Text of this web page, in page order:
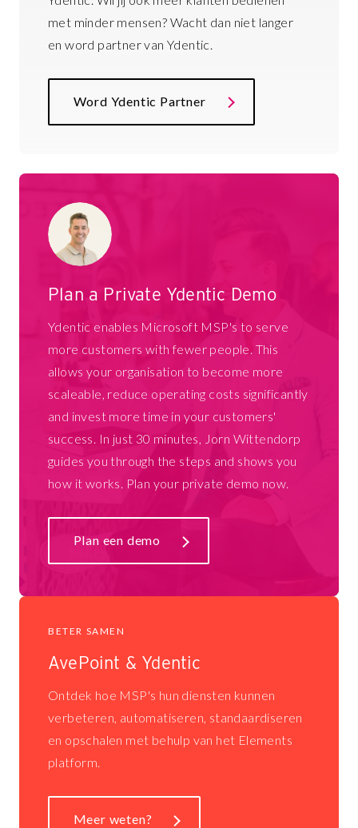
met minder mensen? Wacht dan niet langer
en word partner van Ydentic.
Word Ydentic Partner
Plan a Private Ydentic Demo
Ydentic enables Microsoft MSP's to serve
more customers with fewer people. This
allows your organisation to become more
scaleable, reduce operating costs significantly
and invest more time in your customers'
success. In just 30 minutes, Jorn Wittendorp
guides you through the steps and shows you
how it works. Plan your private demo now.
Plan een demo
BETER SAMEN
AvePoint & Ydentic
Ontdek hoe MSP's hun diensten kunnen
verbeteren, automatiseren, standaardiseren
en opschalen met behulp van het Elements
platform.
Meer weten?